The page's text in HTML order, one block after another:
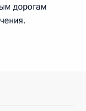
дорогам